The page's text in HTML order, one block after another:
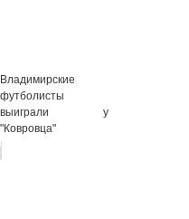
Владимирские
футболисты
выиграли у
"Ковровца"